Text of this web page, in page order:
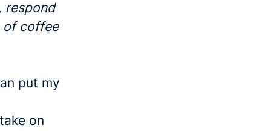
respond
of coffee
put my
on